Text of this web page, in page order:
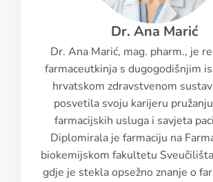
Dr. Ana Marić
Dr. Ana Marić, mag. pharm., je
farmaceutkinja s dugogodišnjim
hrvatskom zdravstvenom
posvetila svoju karijeru
farmacijskih usluga i savjeta
Diplomirala je farmaciju na
biokemijskom fakultetu
gdje je stekla opsežno znanje o